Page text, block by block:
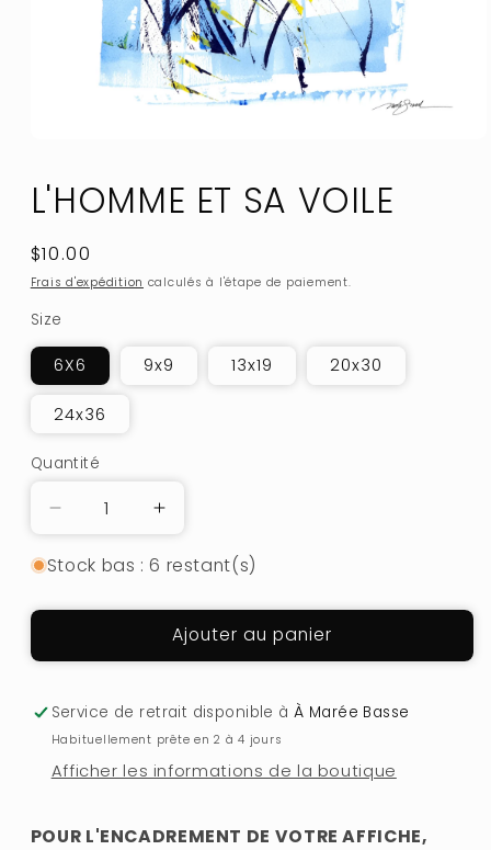
dans
fenêtre
modale
L'HOMME ET SA VOILE
Prix
habituel
$10.00
Frais d'expédition calculés à l'étape de paiement.
Size
6X6 9x9 13x19 20x30
24x36
Quantité
Réduire
quantité
L&#39;HOMME
SA
Augmenter
quantité
L&#39;HOMME
ET
SA
Stock bas : 6 restant(s)
Ajouter au panier
Service de retrait disponible àÀ Marée Basse
Habituellement prête en 2 à 4 jours
Afficher les informations de la boutique
POUR L'ENCADREMENT DE VOTRE AFFICHE,